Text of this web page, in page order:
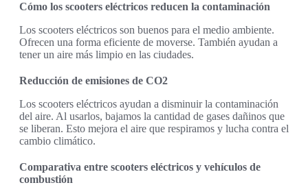
Cómo los scooters eléctricos reducen la contaminación
Los scooters eléctricos son buenos para el medio ambiente.
Ofrecen una forma eficiente de moverse. También ayudan a
tener un aire más limpio en las ciudades.
Reducción de emisiones de CO2
Los scooters eléctricos ayudan a disminuir la contaminación
del aire. Al usarlos, bajamos la cantidad de gases dañinos que
se liberan. Esto mejora el aire que respiramos y lucha contra el
cambio climático.
Comparativa entre scooters eléctricos y vehículos de
combustión